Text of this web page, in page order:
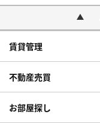
賃貸管理
不動産売買
お部屋探し